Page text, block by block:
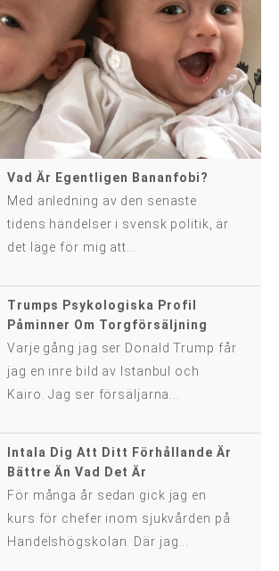
Vad Är Egentligen Bananfobi?
Med anledning av den senaste
tidens händelser i svensk politik, är
det läge för mig att...
Trumps Psykologiska Profil
Påminner Om Torgförsäljning
Varje gång jag ser Donald Trump får
jag en inre bild av Istanbul och
Kairo. Jag ser försäljarna...
Intala Dig Att Ditt Förhållande Är
Bättre Än Vad Det Är
För många år sedan gick jag en
kurs för chefer inom sjukvården på
Handelshögskolan. Där jag...